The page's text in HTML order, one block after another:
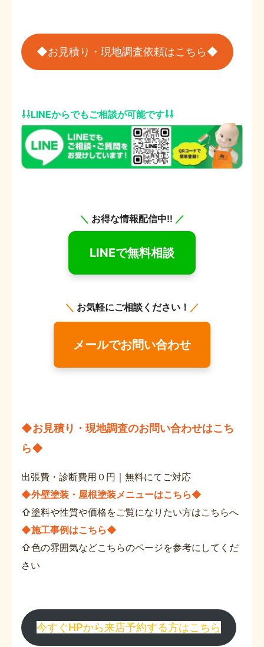
◆お見積り・現地調査依頼はこちら◆
⇩⇩LINEからでもご相談が可能です⇩⇩
＼ お得な情報配信中!! ／
LINEで無料相談
＼ お気軽にご相談ください！ ／
メールでお問い合わせ
◆お見積り・現地調査のお問い合わせはこち
ら◆
出張費・診断費用０円｜無料にてご対応
◆外壁塗装・屋根塗装メニューはこちら◆
⇧塗料や性質や価格をご覧になりたい方はこちらへ
◆施工事例はこちら◆
⇧色の雰囲気などこちらのページを参考にしてくだ
さい
今すぐHPから来店予約する方はこちら